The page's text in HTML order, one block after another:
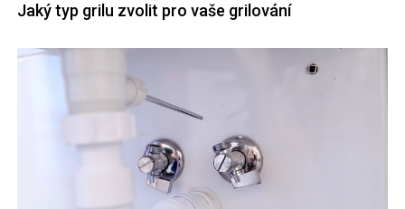
Jaký typ grilu zvolit pro vaše grilování